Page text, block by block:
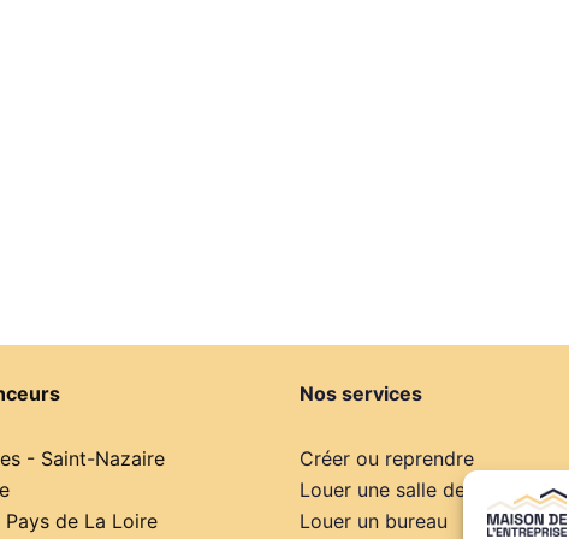
- Saint-Nazaire
Pays de La Loire
Nos services
Créer ou reprendre
Louer une salle de réunion
Louer un bureau